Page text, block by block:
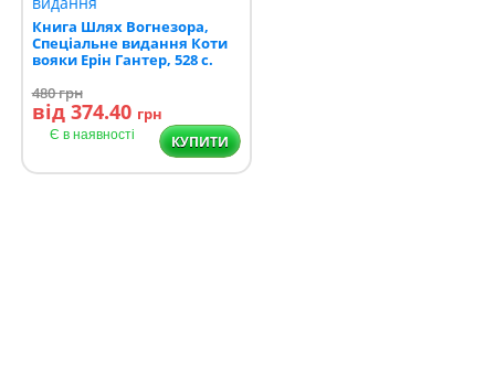
Книга Шлях Вогнезора,
Спеціальне видання Коти
вояки Ерін Гантер, 528 с.
480грн
від 374.40 грн
Є в наявності КУПИТИ